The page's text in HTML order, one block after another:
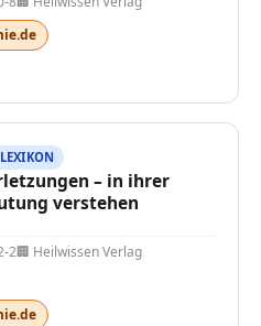
– in ihrer
verstehen
2🏢 Heilwissen Verlag